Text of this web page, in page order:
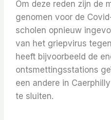
Om deze reden zijn de
genomen voor de
scholen opnieuw
van het griepvirus
heeft bijvoorbeeld de
ontsmettingsstations
een andere in
te sluiten.